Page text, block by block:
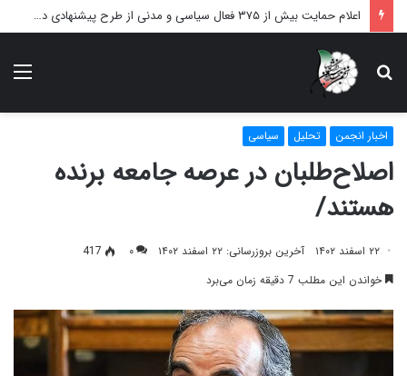
اعلام حمایت بیش از ۳۷۵ فعال سیاسی و مدنی از طرح پیشنهادی دکتر محمدجواد ظریف برای پایان عادلانه جنگ
دنبال
می‌گردید؟
اخبار انجمن تحلیل سیاسی
اصلاح‌طلبان در عرصه جامعه برنده
هستند/
۲۲ اسفند ۱۴۰۲ آخرین بروزرسانی: ۲۲ اسفند ۱۴۰۲ ۰
417
خواندن این مطلب 7 دقیقه زمان می‌برد